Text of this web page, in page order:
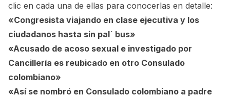
clic en cada una de ellas para conocerlas en detalle:
«Congresista viajando en clase ejecutiva y los
ciudadanos hasta sin pal´ bus»
«Acusado de acoso sexual e investigado por
Cancillería es reubicado en otro Consulado
colombiano»
«Así se nombró en Consulado colombiano a padre